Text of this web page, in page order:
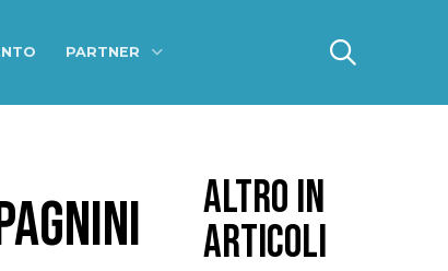
PARTNER
ALTRO IN
ARTICOLI